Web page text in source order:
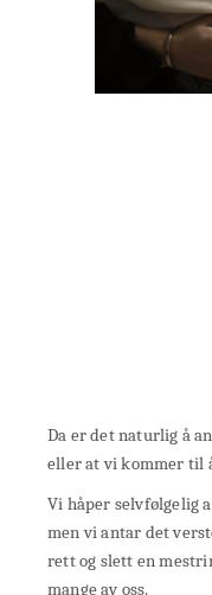
Da er det naturlig å
eller at vi kommer til
Vi håper selvfølgelig
men vi antar det
rett og slett en
mange av oss.